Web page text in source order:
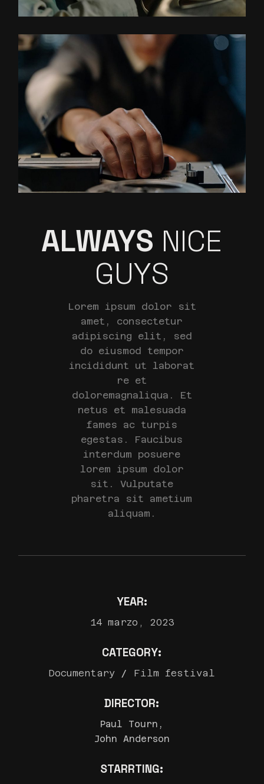
ALWAYS NICE
GUYS
Lorem ipsum dolor sit
amet, consectetur
adipiscing elit, sed
do eiusmod tempor
incididunt ut laborat
re et
doloremagnaliqua. Et
netus et malesuada
fames ac turpis
egestas. Faucibus
interdum posuere
lorem ipsum dolor
sit. Vulputate
pharetra sit ametium
aliquam.
YEAR:
14 marzo, 2023
CATEGORY:
Documentary Film festival
DIRECTOR:
Paul Tourn,
John Anderson
STARRTING: